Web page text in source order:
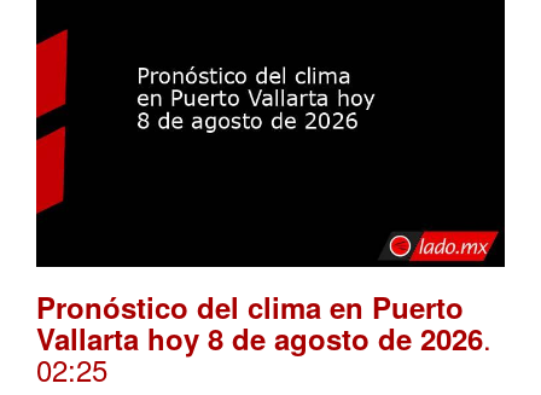
Pronóstico del clima en Puerto
Vallarta hoy 8 de agosto de 2026.
02:25